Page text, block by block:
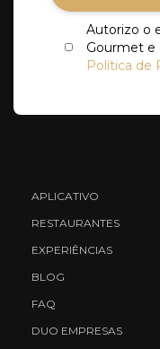
Autorizo o
Gourmet e
Política de
APLICATIVO
RESTAURANTES
EXPERIÊNCIAS
BLOG
FAQ
DUO EMPRESAS